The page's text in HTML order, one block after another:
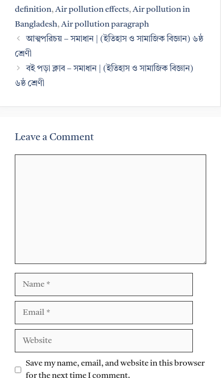
definition,Air pollution effects,Air pollution in
Bangladesh,Air pollution paragraph
আত্মপরিচয় – সমাধান | (ইতিহাস ও সামাজিক বিজ্ঞান) ৬ষ্ঠ
শ্রেণী
বই পড়া ক্লাব – সমাধান | (ইতিহাস ও সামাজিক বিজ্ঞান)
৬ষ্ঠ শ্রেণী
Leave a Comment
Save my name, email, and website in this browser
for the next time I comment.